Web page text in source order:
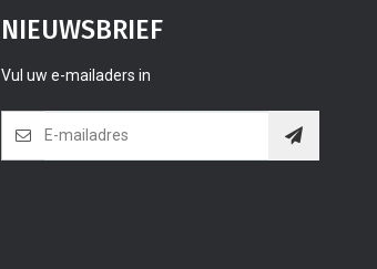
NIEUWSBRIEF
Vul uw e-mailaders in